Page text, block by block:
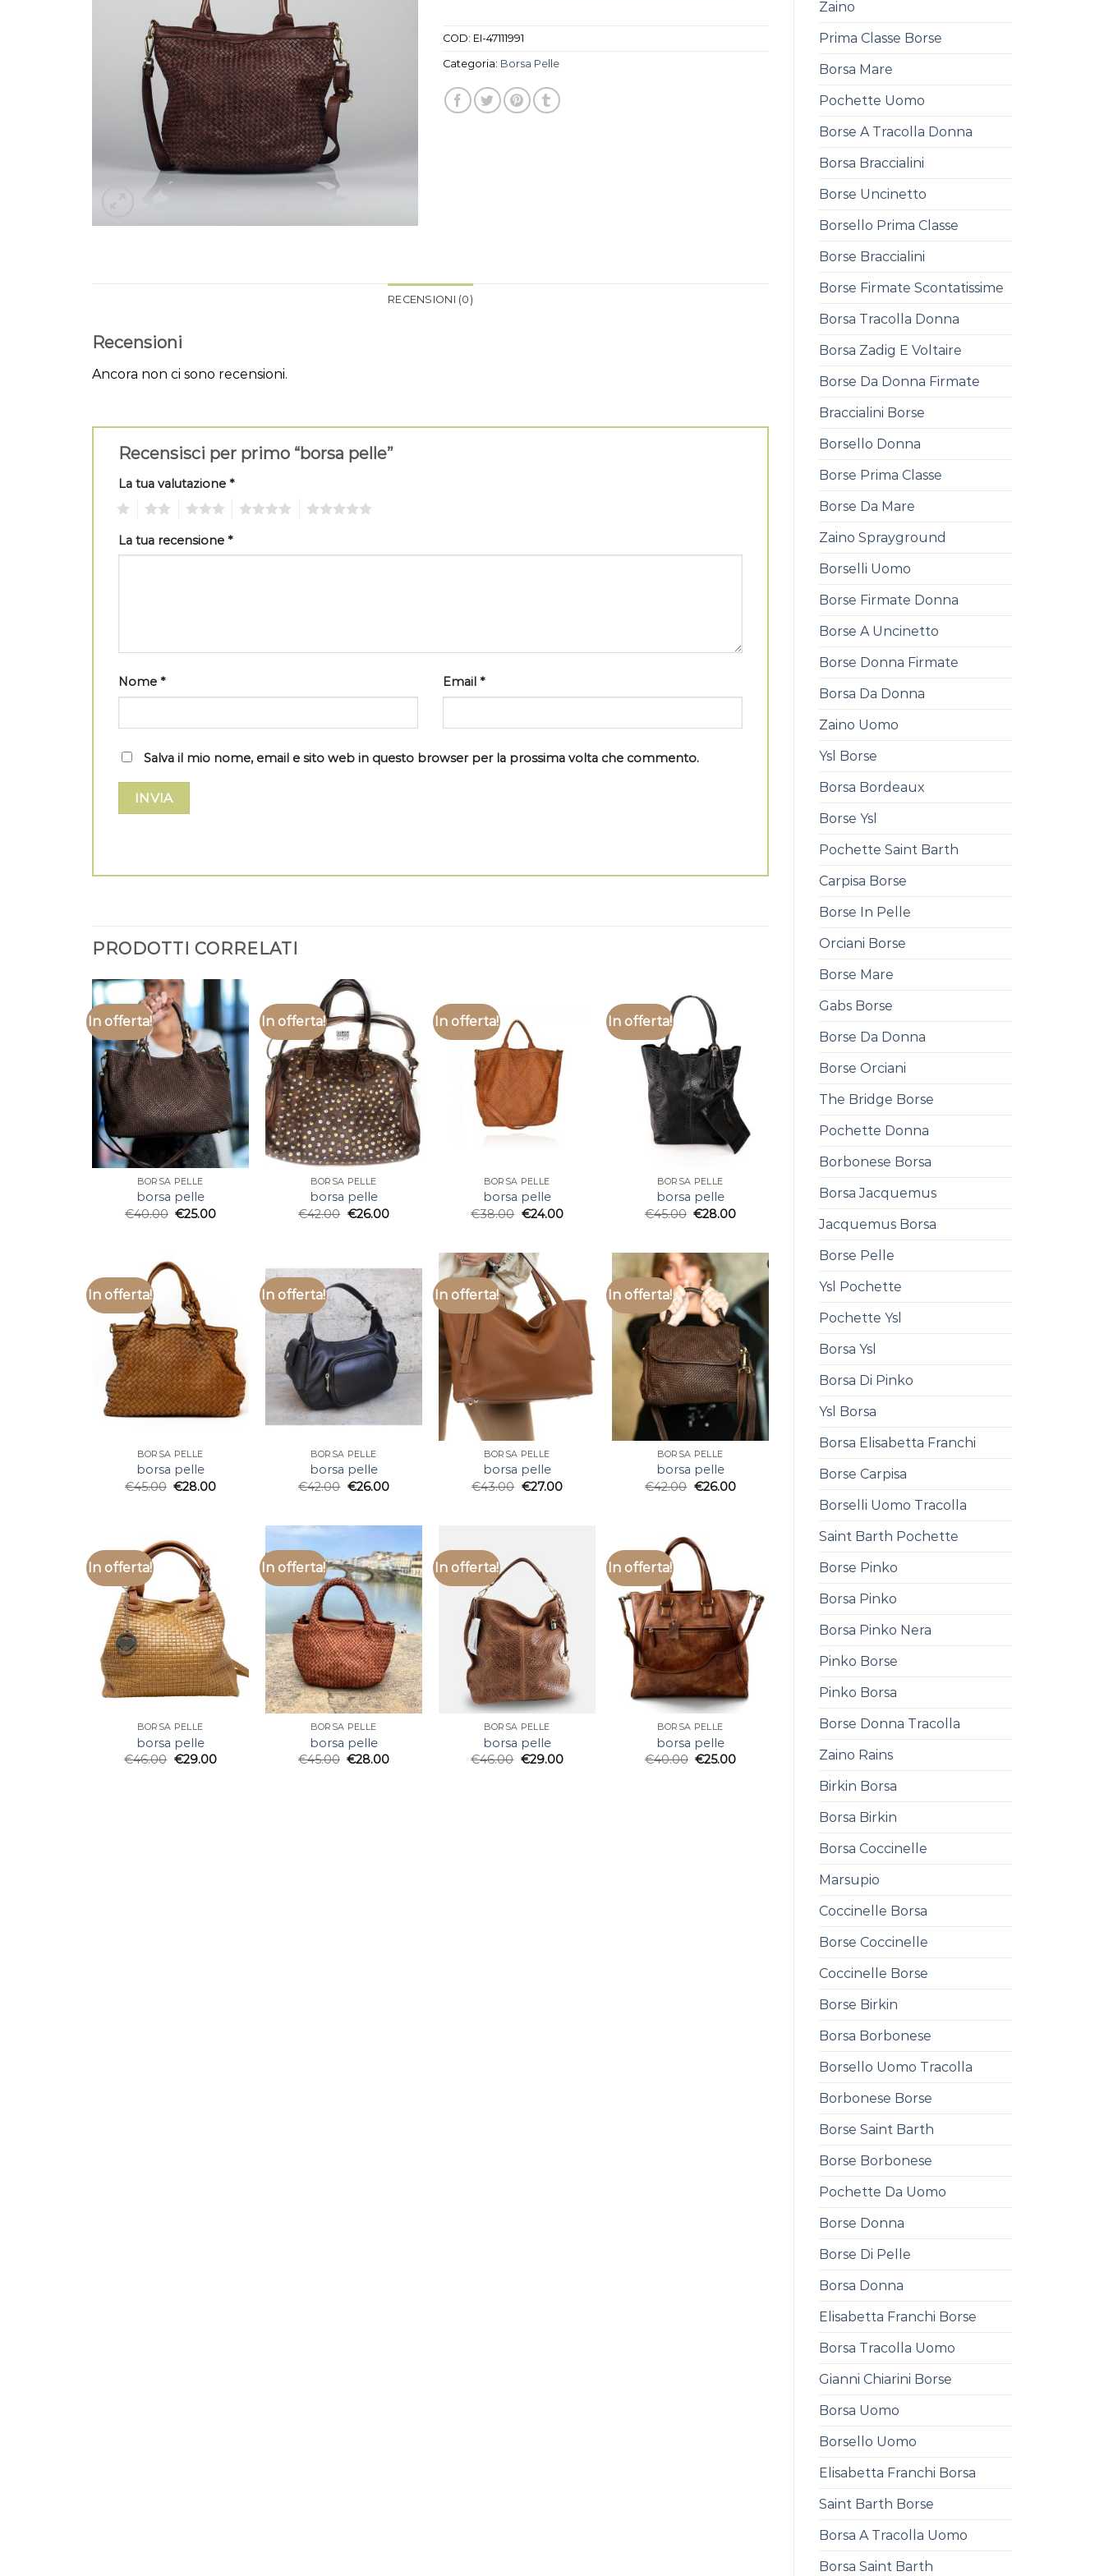
Zaino
Prima Classe Borse
Borsa Mare
Pochette Uomo
Borse A Tracolla Donna
Borsa Braccialini
Borse Uncinetto
Borsello Prima Classe
Borse Braccialini
Borse Firmate Scontatissime
Borsa Tracolla Donna
Borsa Zadig E Voltaire
Borse Da Donna Firmate
Braccialini Borse
Borsello Donna
Borse Prima Classe
Borse Da Mare
Zaino Sprayground
Borselli Uomo
Borse Firmate Donna
Borse A Uncinetto
Borse Donna Firmate
Borsa Da Donna
Zaino Uomo
Ysl Borse
Borsa Bordeaux
Borse Ysl
Pochette Saint Barth
Carpisa Borse
Borse In Pelle
Orciani Borse
Borse Mare
Gabs Borse
Borse Da Donna
Borse Orciani
The Bridge Borse
Pochette Donna
Borbonese Borsa
Borsa Jacquemus
Jacquemus Borsa
Borse Pelle
Ysl Pochette
Pochette Ysl
Borsa Ysl
Borsa Di Pinko
Ysl Borsa
Borsa Elisabetta Franchi
Borse Carpisa
Borselli Uomo Tracolla
Saint Barth Pochette
Borse Pinko
Borsa Pinko
Borsa Pinko Nera
Pinko Borse
Pinko Borsa
Borse Donna Tracolla
Zaino Rains
Birkin Borsa
Borsa Birkin
Borsa Coccinelle
Marsupio
Coccinelle Borsa
Borse Coccinelle
Coccinelle Borse
Borse Birkin
Borsa Borbonese
Borsello Uomo Tracolla
Borbonese Borse
Borse Saint Barth
Borse Borbonese
Pochette Da Uomo
Borse Donna
Borse Di Pelle
Borsa Donna
Elisabetta Franchi Borse
Borsa Tracolla Uomo
Gianni Chiarini Borse
Borsa Uomo
Borsello Uomo
Elisabetta Franchi Borsa
Saint Barth Borse
Borsa A Tracolla Uomo
Borsa Saint Barth
COD: EI-47111991
Categoria: Borsa Pelle
RECENSIONI (0)
Recensioni
Ancora non ci sono recensioni.
Recensisci per primo “borsa pelle”
La tua valutazione *
La tua recensione *
Nome * Email *
Salva il mio nome, email e sito web in questo browser per la prossima volta che commento.
PRODOTTI CORRELATI
In offerta!
BORSA PELLE
borsa pelle
€40.00 €25.00
In offerta!
BORSA PELLE
borsa pelle
€42.00 €26.00
In offerta!
BORSA PELLE
borsa pelle
€38.00 €24.00
In offerta!
BORSA PELLE
borsa pelle
€45.00 €28.00
In offerta!
BORSA PELLE
borsa pelle
€45.00 €28.00
In offerta!
BORSA PELLE
borsa pelle
€42.00 €26.00
In offerta!
BORSA PELLE
borsa pelle
€43.00 €27.00
In offerta!
BORSA PELLE
borsa pelle
€42.00 €26.00
In offerta!
BORSA PELLE
borsa pelle
€46.00 €29.00
In offerta!
BORSA PELLE
borsa pelle
€45.00 €28.00
In offerta!
BORSA PELLE
borsa pelle
€46.00 €29.00
In offerta!
BORSA PELLE
borsa pelle
€40.00 €25.00